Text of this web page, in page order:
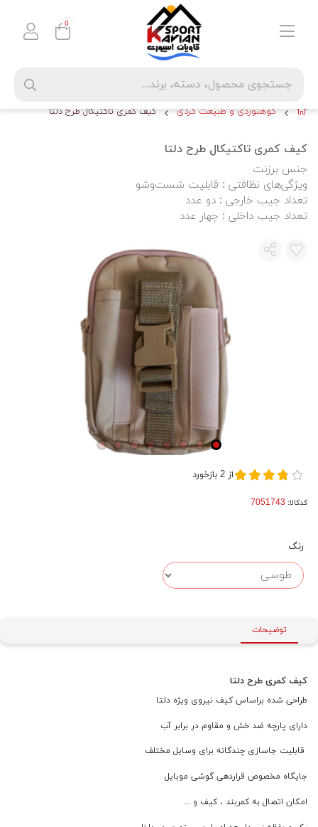
کوهنوردی و طبیعت گردی کیف کمری تاکتیکال طرح دلتا
کیف کمری تاکتیکال طرح دلتا
جنس برزنت
ویژگی‌های نظافتی : قابلیت شست‌وشو
تعداد جیب خارجی : دو عدد
تعداد جیب داخلی : چهار عدد
از 2 بازخورد
کدکالا:
رنگ
توضیحات
کیف کمری طرح دلتا
طراحی شده براساس کیف نیروی ویژه دلتا
دارای پارچه ضد خش و مقاوم در برابر آب
قابلیت جاسازی چندگانه برای وسایل مختلف
جایگاه مخصوص قراردهی گوشی موبایل
امکان اتصال به کمربند ، کیف و ...
0